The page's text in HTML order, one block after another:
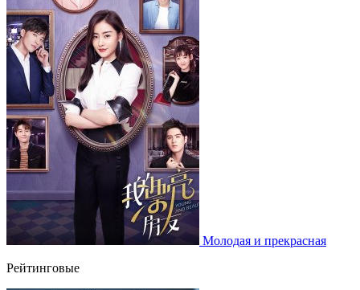
Молодая и прекрасная
Рейтинговые